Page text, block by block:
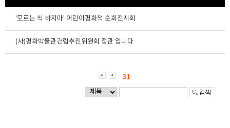
'모르는 척 하지마' 어린이평화책 순회전시회
(사)평화박물관건립추진위원회 정관 입니다
31